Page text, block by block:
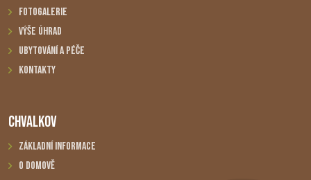
Fotogalerie
Výše úhrad
Ubytování a péče
Kontakty
CHVALKOV
Základní informace
O domově